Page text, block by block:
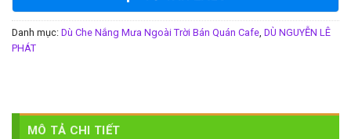
Danh mục: Dù Che Nắng Mưa Ngoài Trời Bán Quán Cafe, DÙ NGUYỄN LÊ
PHÁT
MÔ TẢ CHI TIẾT